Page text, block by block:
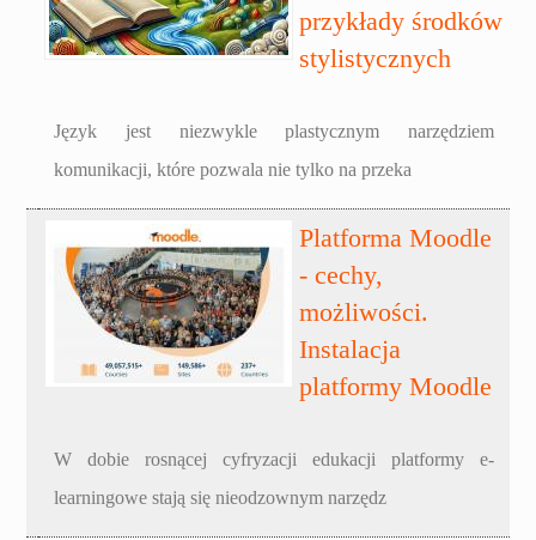
przykłady środków
stylistycznych
Język jest niezwykle plastycznym narzędziem
komunikacji, które pozwala nie tylko na przeka
Platforma Moodle
- cechy,
możliwości.
Instalacja
platformy Moodle
W dobie rosnącej cyfryzacji edukacji platformy e-
learningowe stają się nieodzownym narzędz